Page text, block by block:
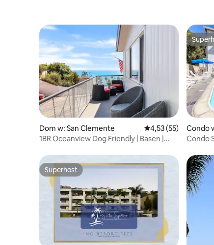
Dom w: San Clemente Średnia ocena: 4,53
4,53 (55)
1BR Oceanview Dog Friendly | Basen |
Condo
Condo
Superhost
Superhost